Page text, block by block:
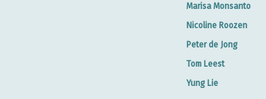
Marisa Monsanto
Nicoline Roozen
Peter de Jong
Tom Leest
Yung Lie